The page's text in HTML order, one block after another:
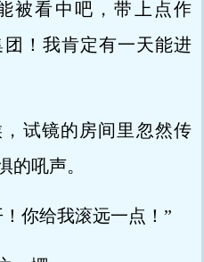
被看中吧，带上点作
！我肯定有一天能进
试镜的房间里忽然传
的吼声。
你给我滚远一点！”